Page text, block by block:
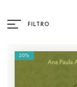
FILTRO
20%